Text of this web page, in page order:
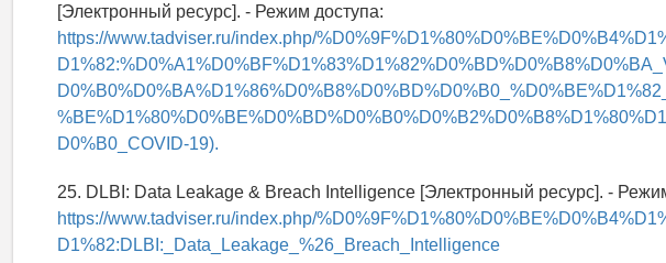
[Электронный ресурс]. - Режим доступа:
https://www.tadviser.ru/index.php/
D0%B0_COVID-19).
25. DLBI: Data Leakage & Breach Intelligence [Электронный ресурс]. -
https://www.tadviser.ru/index.php/
D1%82:DLBI:_Data_Leakage_%26_Breach_Intelligence